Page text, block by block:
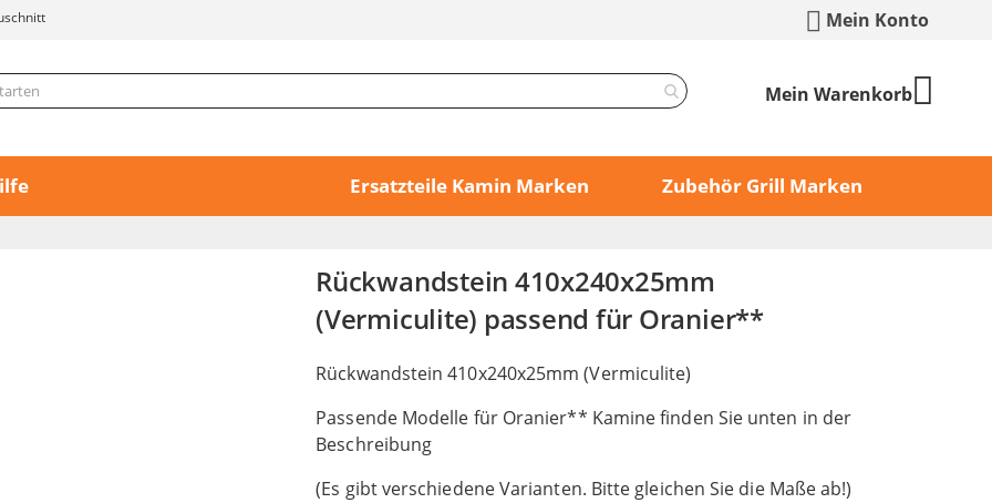
Mein Konto
Mein Warenkorb
Ersatzteile Kamin Marken Zubehör Grill Marken
Rückwandstein 410x240x25mm
(Vermiculite) passend für Oranier**
Rückwandstein 410x240x25mm (Vermiculite)
Passende Modelle für Oranier** Kamine finden Sie unten in der
Beschreibung
(Es gibt verschiedene Varianten. Bitte gleichen Sie die Maße ab!)